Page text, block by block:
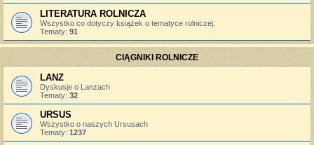
LITERATURA ROLNICZA
Wszystko co dotyczy książek o tematyce rolniczej.
Tematy: 91
CIĄGNIKI ROLNICZE
LANZ
Dyskusje o Lanzach
Tematy: 32
URSUS
Wszystko o naszych Ursusach
Tematy: 1237